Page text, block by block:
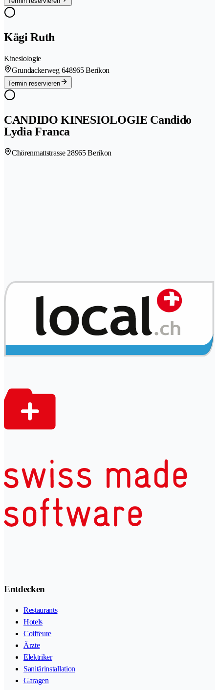
Kägi Ruth
Kinesiologie
Grundackerweg 648965 Berikon
Termin reservieren
CANDIDO KINESIOLOGIE Candido
Lydia Franca
Chörenmattstrasse 28965 Berikon
Entdecken
Restaurants
Hotels
Coiffeure
Ärzte
Elektriker
Sanitärinstallation
Garagen